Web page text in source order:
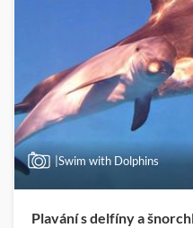
|Swim with Dolphins
Plavání s delfíny a